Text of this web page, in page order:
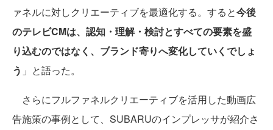
ァネルに対しクリエーティブを最適化する。すると今後
のテレビCMは、認知・理解・検討とすべての要素を盛
り込むのではなく、ブランド寄りへ変化していくでしょ
う 」と語った。
さらにフルファネルクリエーティブを活用した動画広
告施策の事例として、SUBARUのインプレッサが紹介さ